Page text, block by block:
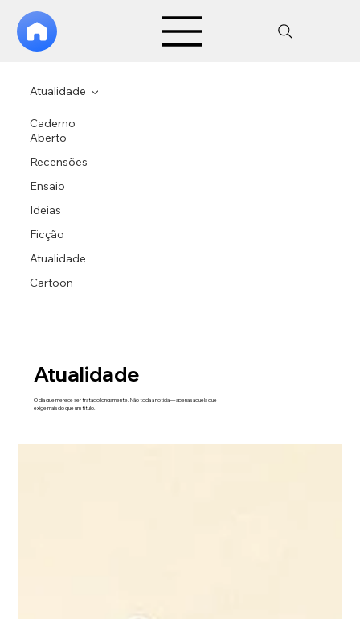
Caderno
Aberto
Recensões
Ensaio
Ideias
Ficção
Atualidade
Cartoon
Atualidade
Atualidade
O dia que merece ser tratado longamente. Não toda a notícia — apenas aquela que
exige mais do que um título.